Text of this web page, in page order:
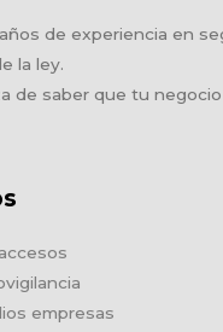
de experiencia en
la ley.
de saber que tu
empresas